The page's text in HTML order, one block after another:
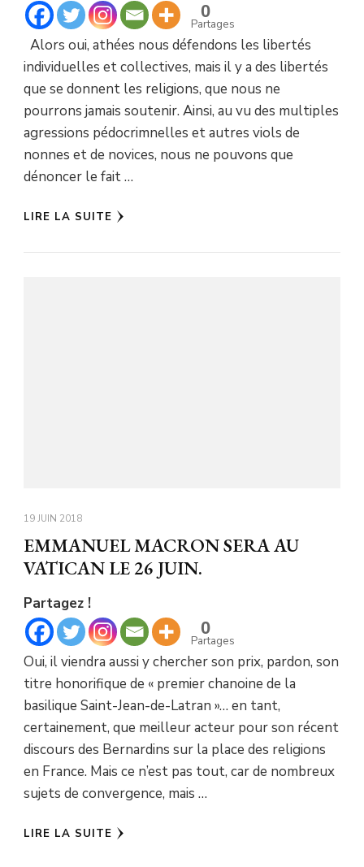
0
Partages
Alors oui, athées nous défendons les libertés
individuelles et collectives, mais il y a des libertés
que se donnent les religions, que nous ne
pourrons jamais soutenir. Ainsi, au vu des multiples
agressions pédocrimnelles et autres viols de
nonnes et de novices, nous ne pouvons que
dénoncer le fait …
LIRE LA SUITE
19 JUIN 2018
EMMANUEL MACRON SERA AU
VATICAN LE 26 JUIN.
Partagez !
0
Partages
Oui, il viendra aussi y chercher son prix, pardon, son
titre honorifique de « premier chanoine de la
basilique Saint-Jean-de-Latran »… en tant,
certainement, que meilleur acteur pour son récent
discours des Bernardins sur la place des religions
en France. Mais ce n’est pas tout, car de nombreux
sujets de convergence, mais …
LIRE LA SUITE